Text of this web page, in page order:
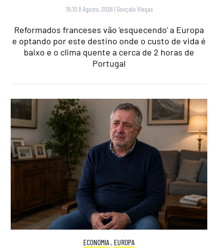
18:10 8 Agosto, 2026 | Gonçalo Viegas
Reformados franceses vão 'esquecendo' a Europa
e optando por este destino onde o custo de vida é
baixo e o clima quente a cerca de 2 horas de
Portugal
ECONOMIA , EUROPA